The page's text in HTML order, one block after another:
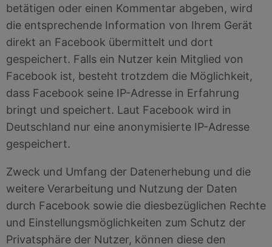
betätigen oder einen Kommentar abgeben, wird
die entsprechende Information von Ihrem Gerät
direkt an Facebook übermittelt und dort
gespeichert. Falls ein Nutzer kein Mitglied von
Facebook ist, besteht trotzdem die Möglichkeit,
dass Facebook seine IP-Adresse in Erfahrung
bringt und speichert. Laut Facebook wird in
Deutschland nur eine anonymisierte IP-Adresse
gespeichert.
Zweck und Umfang der Datenerhebung und die
weitere Verarbeitung und Nutzung der Daten
durch Facebook sowie die diesbezüglichen Rechte
und Einstellungsmöglichkeiten zum Schutz der
Privatsphäre der Nutzer, können diese den